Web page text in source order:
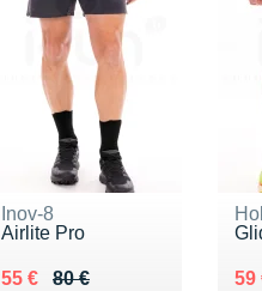
Inov-8
Airlite Pro
80 €
Au lieu de 80 €
55 €
Vendu 55 € Au
59